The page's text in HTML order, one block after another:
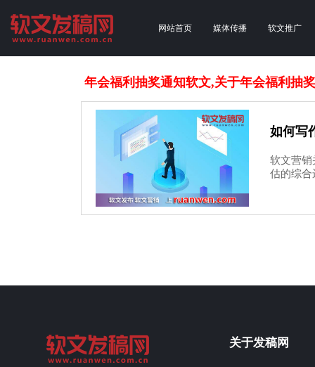
网站首页 媒体传播 软文推广
年会福利抽奖通知软文,关于年会福利抽
如何写
软文营销
估的综合
关于发稿网